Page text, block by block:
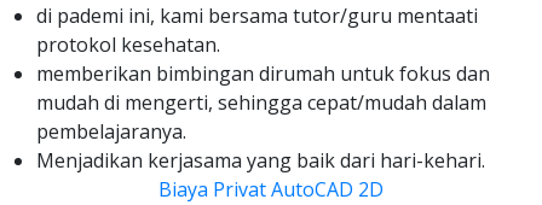
di pademi ini, kami bersama tutor/guru mentaati
protokol kesehatan.
memberikan bimbingan dirumah untuk fokus dan
mudah di mengerti, sehingga cepat/mudah dalam
pembelajaranya.
Menjadikan kerjasama yang baik dari hari-kehari.
Biaya Privat AutoCAD 2D